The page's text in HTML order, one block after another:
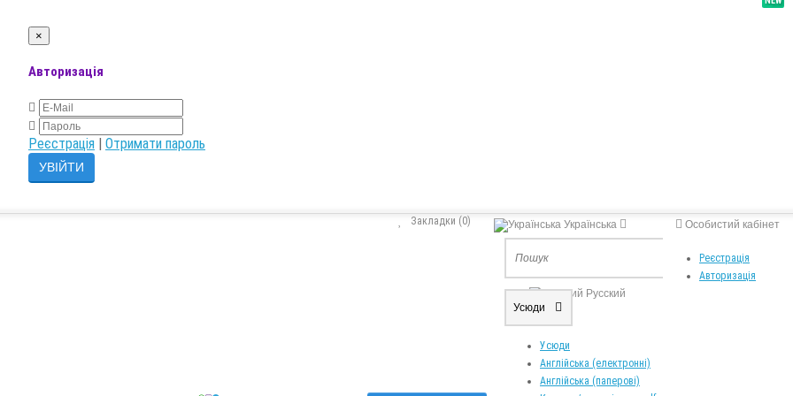
×
Авторизація
Реєстрація | Отримати пароль
Особистий кабінет
Реєстрація
Авторизація
Українська
Русский
Закладки (0)
Усюди
Усюди
Англійська (електронні)
Англійська (паперові)